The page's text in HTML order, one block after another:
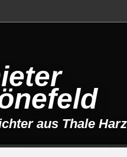
aus Thale Harz